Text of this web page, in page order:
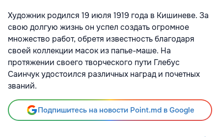
Художник родился 19 июля 1919 года в Кишиневе. За
свою долгую жизнь он успел создать огромное
множество работ, обретя известность благодаря
своей коллекции масок из папье-маше. На
протяжении своего творческого пути Глебус
Саинчук удостоился различных наград и почетных
званий.
Подпишитесь на новости Point.md в Google